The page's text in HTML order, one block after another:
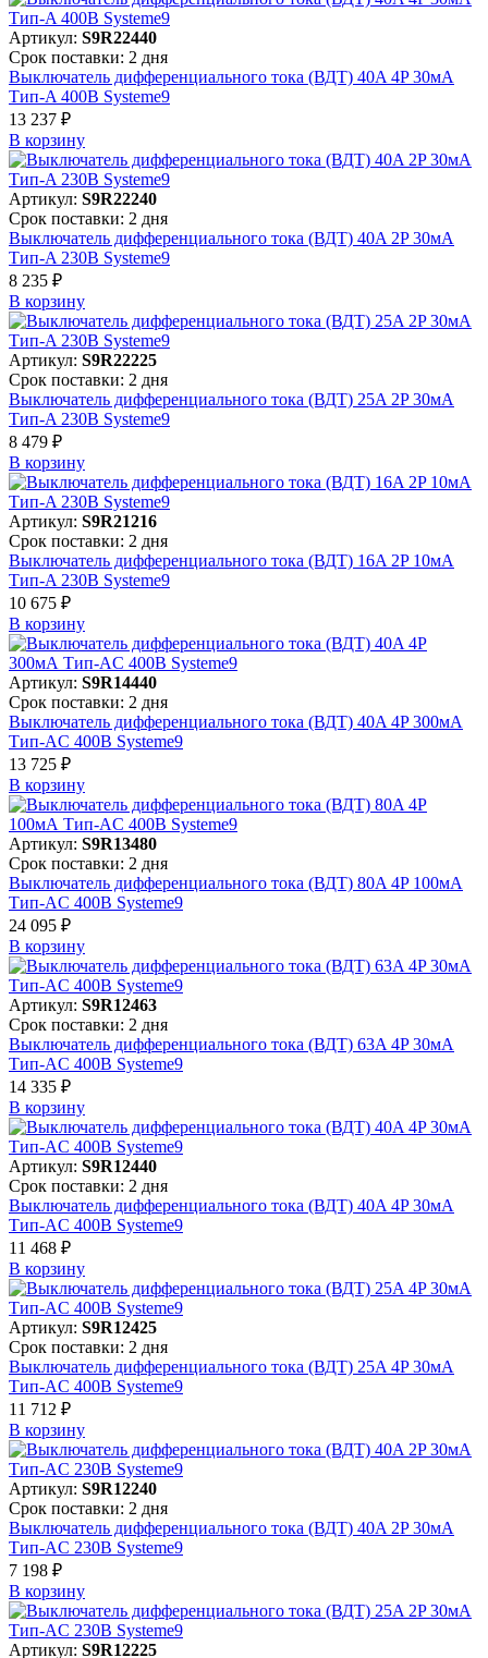
Артикул: S9R22440
Срок поставки: 2 дня
Выключатель дифференциального тока (ВДТ) 40A 4P 30мА
Тип-A 400В Systeme9
13 237 ₽
В корзинy
Артикул: S9R22240
Срок поставки: 2 дня
Выключатель дифференциального тока (ВДТ) 40A 2P 30мА
Тип-A 230В Systeme9
8 235 ₽
В корзинy
Артикул: S9R22225
Срок поставки: 2 дня
Выключатель дифференциального тока (ВДТ) 25A 2P 30мА
Тип-A 230В Systeme9
8 479 ₽
В корзинy
Артикул: S9R21216
Срок поставки: 2 дня
Выключатель дифференциального тока (ВДТ) 16A 2P 10мА
Тип-A 230В Systeme9
10 675 ₽
В корзинy
Артикул: S9R14440
Срок поставки: 2 дня
Выключатель дифференциального тока (ВДТ) 40A 4P 300мА
Тип-AC 400В Systeme9
13 725 ₽
В корзинy
Артикул: S9R13480
Срок поставки: 2 дня
Выключатель дифференциального тока (ВДТ) 80A 4P 100мА
Тип-AC 400В Systeme9
24 095 ₽
В корзинy
Артикул: S9R12463
Срок поставки: 2 дня
Выключатель дифференциального тока (ВДТ) 63A 4P 30мА
Тип-AC 400В Systeme9
14 335 ₽
В корзинy
Артикул: S9R12440
Срок поставки: 2 дня
Выключатель дифференциального тока (ВДТ) 40A 4P 30мА
Тип-AC 400В Systeme9
11 468 ₽
В корзинy
Артикул: S9R12425
Срок поставки: 2 дня
Выключатель дифференциального тока (ВДТ) 25A 4P 30мА
Тип-AC 400В Systeme9
11 712 ₽
В корзинy
Артикул: S9R12240
Срок поставки: 2 дня
Выключатель дифференциального тока (ВДТ) 40A 2P 30мА
Тип-AC 230В Systeme9
7 198 ₽
В корзинy
Артикул: S9R12225